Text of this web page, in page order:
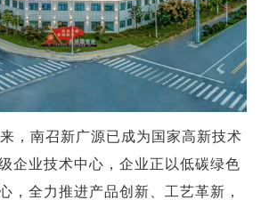
，南召新广源已成为国家高新技术
企业技术中心，企业正以低碳绿色
，全力推进产品创新、工艺革新，